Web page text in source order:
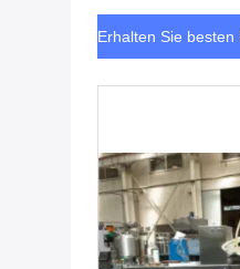
Erhalten Sie besten